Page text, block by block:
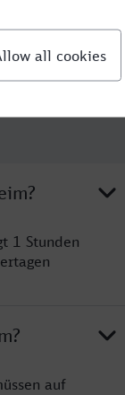
1 Stunden
auf